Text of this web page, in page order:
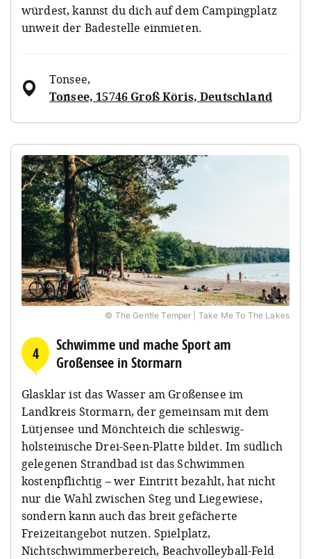
würdest, kannst du dich auf dem Campingplatz
unweit der Badestelle einmieten.
Tonsee,
Tonsee, 15746 Groß Köris, Deutschland
© The Gentle Temper | Take Me To The Lakes
4
Schwimme und mache Sport am
Großensee in Stormarn
Glasklar ist das Wasser am Großensee im
Landkreis Stormarn, der gemeinsam mit dem
Lütjensee und Mönchteich die schleswig-
holsteinische Drei-Seen-Platte bildet. Im südlich
gelegenen Strandbad ist das Schwimmen
kostenpflichtig – wer Eintritt bezahlt, hat nicht
nur die Wahl zwischen Steg und Liegewiese,
sondern kann auch das breit gefächerte
Freizeitangebot nutzen. Spielplatz,
Nichtschwimmerbereich, Beachvolleyball-Feld